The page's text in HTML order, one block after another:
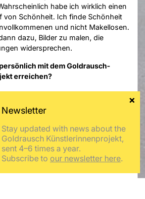
habe ich wirklich einen
von Schönheit. Ich finde Schönheit
und nicht Makellosen.
dazu, Bilder zu malen, die
widersprechen.
mit dem Goldrausch-
erreichen?
Arbeiten eine größere
selber als Künstlerin besser
Außerdem möchte ich neue
finden. Das ist bereits teilweise
tolle Künstlerinnenteam, das wir
Foto: Olja Kozlova
Stay updated with news about the
Goldrausch Künstlerinnenprojekt,
sent 4–6 times a year.
Subscribe to our newsletter here.